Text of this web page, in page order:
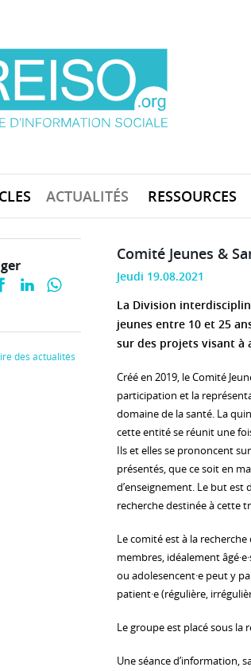
ACTUALITÉS RESSOURCES
Comité Jeunes &
Jeudi 19.08.2021
La Division
jeunes entre 10 et 25
sur des projets visant à
Créé en 2019, le Comité
participation et la
domaine de la santé. La
cette entité se réunit une
Ils et elles se prononcent
présentés, que ce soit en
d’enseignement. Le but est
recherche destinée à cette
Le comité est à la
membres, idéalement
ou adolesencent·e peut y
patient·e (régulière,
Le groupe est placé sous
Une séance d’information,
des actualités